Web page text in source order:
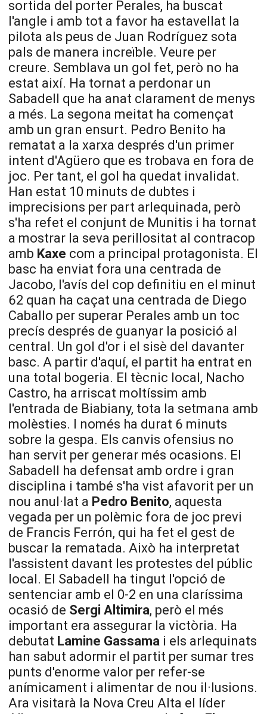
sortida del porter Perales, ha buscat
l'angle i amb tot a favor ha estavellat la
pilota als peus de Juan Rodríguez sota
pals de manera increïble. Veure per
creure. Semblava un gol fet, però no ha
estat així. Ha tornat a perdonar un
Sabadell que ha anat clarament de menys
a més. La segona meitat ha començat
amb un gran ensurt. Pedro Benito ha
rematat a la xarxa després d'un primer
intent d'Agüero que es trobava en fora de
joc. Per tant, el gol ha quedat invalidat.
Han estat 10 minuts de dubtes i
imprecisions per part arlequinada, però
s'ha refet el conjunt de Munitis i ha tornat
a mostrar la seva perillositat al contracop
amb Kaxe com a principal protagonista. El
basc ha enviat fora una centrada de
Jacobo, l'avís del cop definitiu en el minut
62 quan ha caçat una centrada de Diego
Caballo per superar Perales amb un toc
precís després de guanyar la posició al
central. Un gol d'or i el sisè del davanter
basc. A partir d'aquí, el partit ha entrat en
una total bogeria. El tècnic local, Nacho
Castro, ha arriscat moltíssim amb
l'entrada de Biabiany, tota la setmana amb
molèsties. I només ha durat 6 minuts
sobre la gespa. Els canvis ofensius no
han servit per generar més ocasions. El
Sabadell ha defensat amb ordre i gran
disciplina i també s'ha vist afavorit per un
nou anul·lat a Pedro Benito, aquesta
vegada per un polèmic fora de joc previ
de Francis Ferrón, qui ha fet el gest de
buscar la rematada. Això ha interpretat
l'assistent davant les protestes del públic
local. El Sabadell ha tingut l'opció de
sentenciar amb el 0-2 en una claríssima
ocasió de Sergi Altimira, però el més
important era assegurar la victòria. Ha
debutat Lamine Gassama i els arlequinats
han sabut adormir el partit per sumar tres
punts d'enorme valor per refer-se
anímicament i alimentar de nou il·lusions.
Ara visitarà la Nova Creu Alta el líder